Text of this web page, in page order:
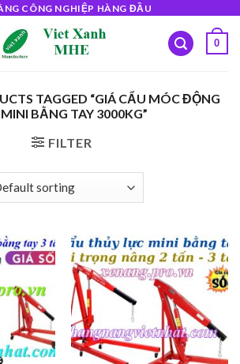
CÔNG NGHIỆP HÀNG ĐẦU
0
TAGGED “GIÁ CẨU MÓC ĐỘNG
BẰNG TAY 3000KG”
FILTER